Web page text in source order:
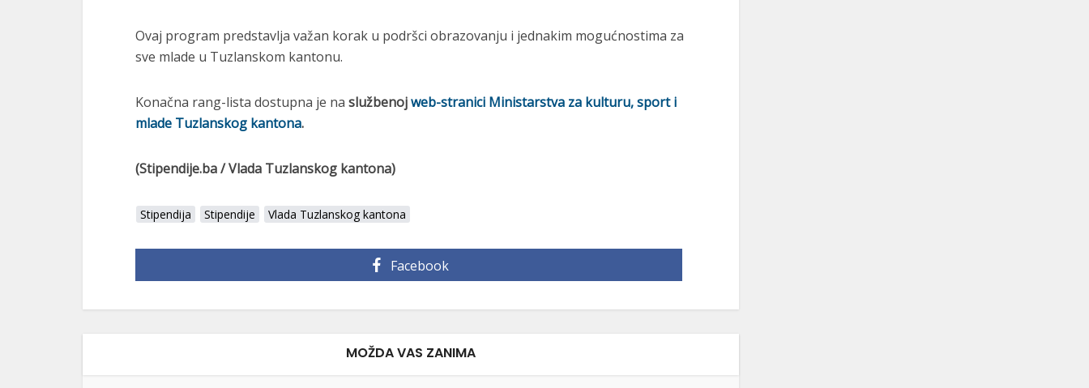
Ovaj program predstavlja važan korak u podršci obrazovanju i jednakim mogućnostima za
sve mlade u Tuzlanskom kantonu.
Konačna rang-lista dostupna je na službenojweb-stranici Ministarstva za kulturu, sport i
mlade Tuzlanskog kantona.
(Stipendije.ba / Vlada Tuzlanskog kantona)
Stipendija Stipendije Vlada Tuzlanskog kantona
Facebook
MOŽDA VAS ZANIMA